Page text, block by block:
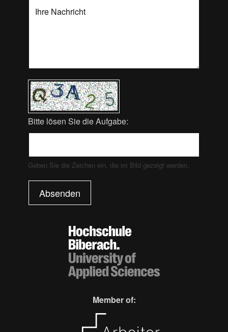
Bitte lösen Sie die Aufgabe:
Geben Sie die Zeichen ein, die im Bild gezeigt werden.
Absenden
Member of: